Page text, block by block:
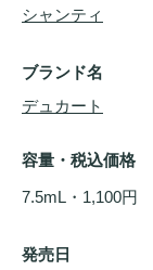
シャンティ
ブランド名
デュカート
容量・税込価格
7.5mL・1,100円
発売日